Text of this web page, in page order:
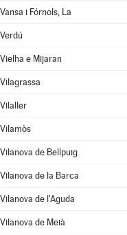
Vansa i Fórnols, La
Verdú
Vielha e Mijaran
Vilagrassa
Vilaller
Vilamòs
Vilanova de Bellpuig
Vilanova de la Barca
Vilanova de l'Aguda
Vilanova de Meià